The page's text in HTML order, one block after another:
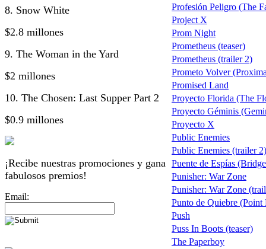
8. Snow White
$2.8 millones
9. The Woman in the Yard
$2 millones
10. The Chosen: Last Supper Part 2
$0.9 millones
¡Recibe nuestras promociones y gana
fabulosos premios!
Email:
Profesión Peligro (The
Project X
Prom Night
Prometheus (teaser)
Prometheus (trailer 2)
Prometo Volver
Promised Land
Proyecto Florida (The
Proyecto Géminis
Proyecto X
Public Enemies
Public Enemies (trailer 2)
Puente de Espías
Punisher: War Zone
Punisher: War Zone
Punto de Quiebre (Point
Push
Puss In Boots (teaser)
The Paperboy